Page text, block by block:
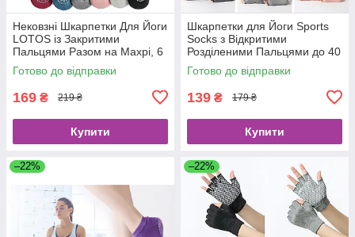
Нековзні Шкарпетки Для Йоги
LOTOS із Закритими
Пальцями Разом на Махрі, 6
Кольорів
Готово до відправки
169 ₴ 219 ₴
Купити
Шкарпетки для Йоги Sports
Socks з Відкритими
Розділеними Пальцями до 40
Розміру, 8 кольорів
Готово до відправки
139 ₴ 179 ₴
Купити
–22% –22%